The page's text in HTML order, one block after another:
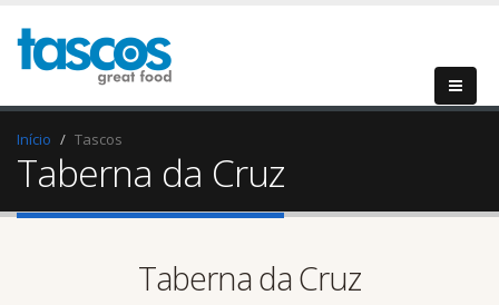
Início Tascos
Taberna da Cruz
Taberna da Cruz